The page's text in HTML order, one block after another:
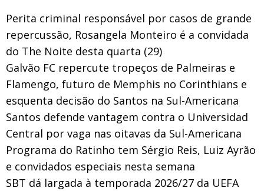
Perita criminal responsável por casos de grande
repercussão, Rosangela Monteiro é a convidada
do The Noite desta quarta (29)
Galvão FC repercute tropeços de Palmeiras e
Flamengo, futuro de Memphis no Corinthians e
esquenta decisão do Santos na Sul-Americana
Santos defende vantagem contra o Universidad
Central por vaga nas oitavas da Sul-Americana
Programa do Ratinho tem Sérgio Reis, Luiz Ayrão
e convidados especiais nesta semana
SBT dá largada à temporada 2026/27 da UEFA